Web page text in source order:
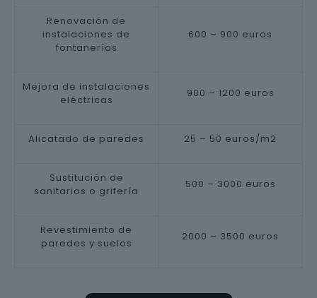
Renovación de
instalaciones de
fontanerías
600 – 900 euros
Mejora de instalaciones
eléctricas
900 – 1200 euros
Alicatado de paredes 25 – 50 euros/m2
Sustitución de
sanitarios o grifería
500 – 3000 euros
Revestimiento de
paredes y suelos
2000 – 3500 euros